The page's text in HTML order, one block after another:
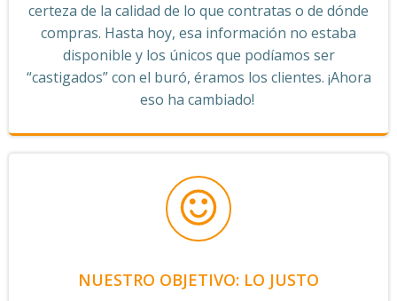
certeza de la calidad de lo que contratas o de dónde
compras. Hasta hoy, esa información no estaba
disponible y los únicos que podíamos ser
“castigados” con el buró, éramos los clientes. ¡Ahora
eso ha cambiado!
NUESTRO OBJETIVO: LO JUSTO